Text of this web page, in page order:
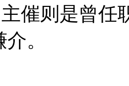
催则是曾任
。